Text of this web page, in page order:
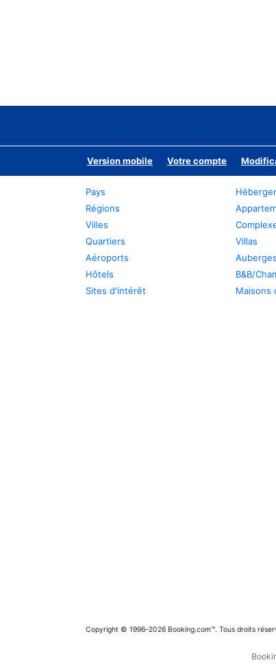
Version mobile Votre compte
Pays
Régions
Villes
Quartiers
Aéroports
Hôtels
Sites d'intérêt
Villas
B&B/
Maisons
Copyright © 1996–2026 Booking.com™. Tous droits